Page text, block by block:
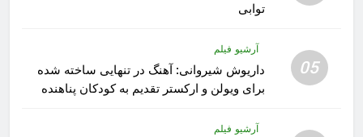
توابی
05
آرشیو فیلم
داریوش شیروانی: آهنگ در تنهایی ساخته شده
برای ویولن و ارکستر تقدیم به کودکان پناهنده
آرشیو فیلم